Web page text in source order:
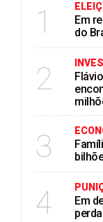
1
Em
do
2
3
4
Em